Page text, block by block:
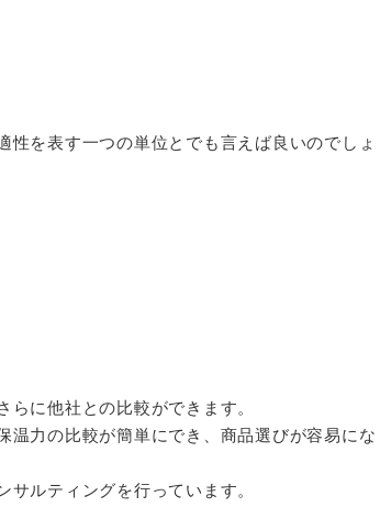
を表す一つの単位とでも言えば良いのでしょ
に他社との比較ができます。
温力の比較が簡単にでき、商品選びが容易にな
サルティングを行っています。